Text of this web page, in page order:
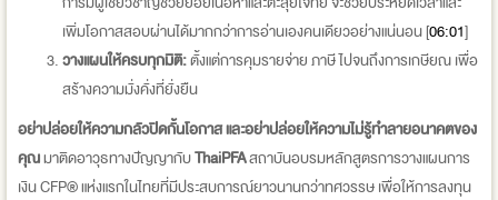
เพิ่มโอกาสสอบผ่านได้มากกว่าการอ่านเองคนเดียวอย่างแน่นอน [06:01]
วางแผนให้ครบทุกมิติ:ตั้งแต่การคุมรายจ่าย ภาษี ไปจนถึงการเกษียณ เพื่อ
สร้างความมั่งคั่งที่ยั่งยืน
อย่าปล่อยให้ความกลัวปิดกั้นโอกาส และอย่าปล่อยให้ความไม่รู้ทำลายอนาคตของ
คุณมาติดอาวุธทางปัญญากับThaiPFAสถาบันอบรมหลักสูตรการวางแผนการ
เงิน CFP® แห่งแรกในไทยที่มีประสบการณ์ยาวนานกว่าทศวรรษ เพื่อให้การลงทุน